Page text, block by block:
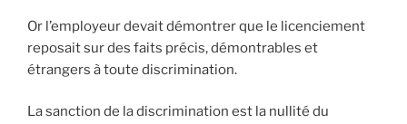
Or l’employeur devait démontrer que le licenciement
reposait sur des faits précis, démontrables et
étrangers à toute discrimination.
La sanction de la discrimination est la nullité du